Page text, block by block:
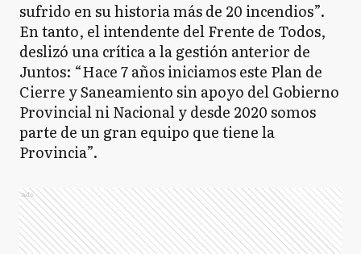
sufrido en su historia más de 20 incendios”.
En tanto, el intendente del Frente de Todos,
deslizó una crítica a la gestión anterior de
Juntos: “Hace 7 años iniciamos este Plan de
Cierre y Saneamiento sin apoyo del Gobierno
Provincial ni Nacional y desde 2020 somos
parte de un gran equipo que tiene la
Provincia”.
Ads